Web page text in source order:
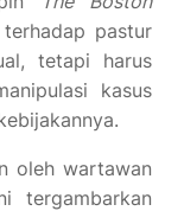
pastur
tetapi harus
kasus
oleh wartawan